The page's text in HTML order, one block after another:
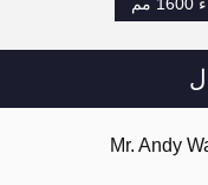
Mr. Andy